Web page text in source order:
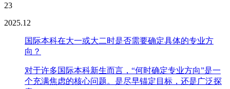
23
2025.12
国际本科在大一或大二时是否需要确定具体的专业方
向？
对于许多国际本科新生而言，“何时确定专业方向”是一
个充满焦虑的核心问题。是尽早锚定目标，还是广泛探